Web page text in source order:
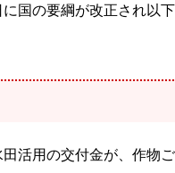
国の要綱が改正され以下
田活用の交付金が、作物ご